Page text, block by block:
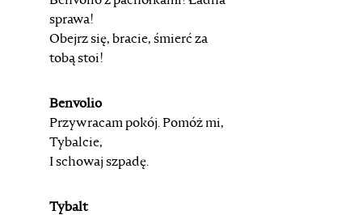
sprawa!
Obejrz się, bracie, śmierć za
tobą stoi!
Benvolio
Przywracam pokój. Pomóż mi,
Tybalcie,
I schowaj szpadę.
Tybalt